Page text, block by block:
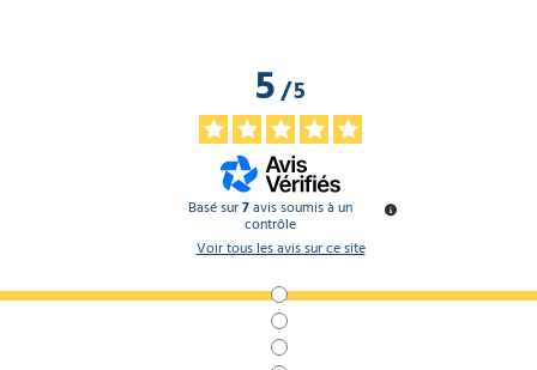
5/5
Basé sur7avis soumis à un
contrôle
Voir tous les avis sur ce site